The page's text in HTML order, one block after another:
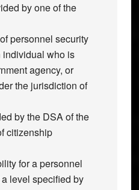
by one of the
personnel security
who is
agency, or
the jurisdiction of
by the DSA of the
citizenship
for a personnel
level specified by